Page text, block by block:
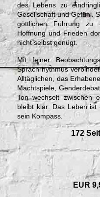
des Lebens zu
Gesellschaft und Gefühl.
göttlichen Führung
Hoffnung und Frieden
nicht selbst genügt.
Mit feiner
Sprachrhythmus
Alltäglichen, das
Machtspiele,
Ton wechselt zwischen
bleibt klar: Das Leben
sein Kompass.
172
EUR